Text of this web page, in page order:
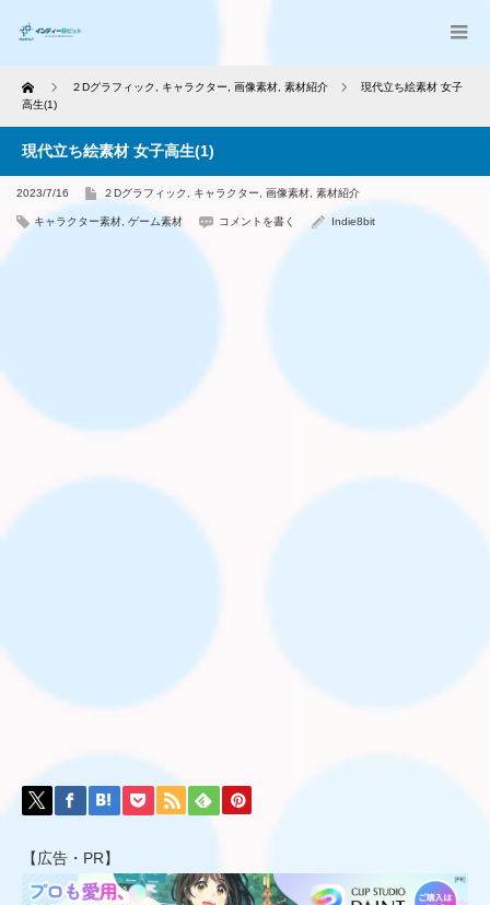
Home ２Dグラフィック キャラクター 画像素材 素材紹介
現代立ち絵素材 女子
高生(1)
現代立ち絵素材 女子高生(1)
2023/7/16 ２Dグラフィック キャラクター 画像素材 素材紹介
キャラクター素材 ゲーム素材 コメントを書く Indie8bit
【広告・PR】